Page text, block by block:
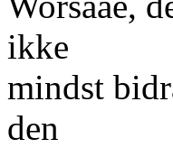
ikke
mindst
den